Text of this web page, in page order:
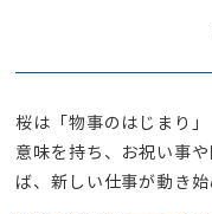
桜は「物事のはじまり
意味を持ち、お祝い事
ば、新しい仕事が動き